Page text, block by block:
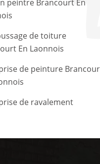
peintre Brancourt En
de toiture
En Laonnois
de peinture
de ravalement